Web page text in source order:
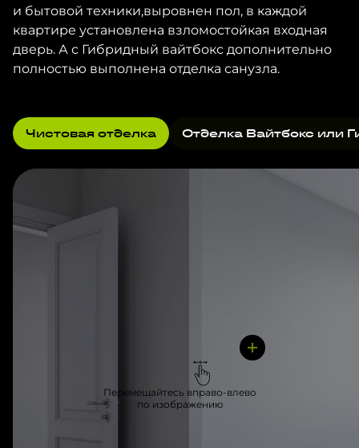
и бытовой техники,выровнен пол, в каждой
квартире установлена взломостойкая входная
дверь. А с Гибридный вайтбокс дополнительно
полностью выполнена отделка санузла.
Чистовая отделка Отделка Вайтбокс или
Перемещайтесь вправо-влево
по изображению